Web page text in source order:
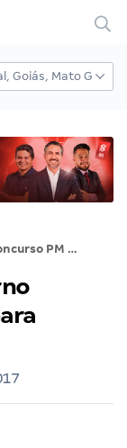
Concurso PM Acre: governo confirma convocações para fevereiro